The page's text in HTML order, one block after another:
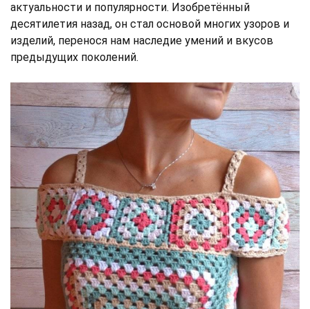
актуальности и популярности. Изобретённый
десятилетия назад, он стал основой многих узоров и
изделий, перенося нам наследие умений и вкусов
предыдущих поколений.